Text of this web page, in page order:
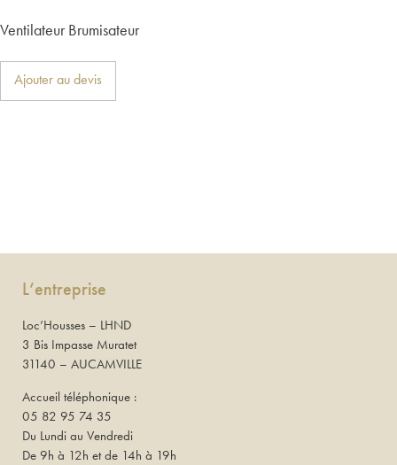
Ventilateur Brumisateur
Ajouter au devis
L’entreprise
Loc’Housses – LHND
3 Bis Impasse Muratet
31140 – AUCAMVILLE
Accueil téléphonique :
05 82 95 74 35
Du Lundi au Vendredi
De 9h à 12h et de 14h à 19h